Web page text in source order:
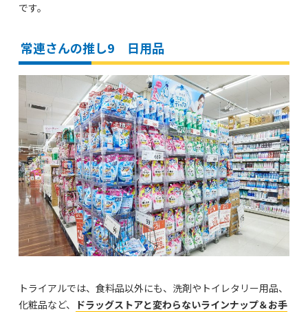
です。
常連さんの推し9 日用品
トライアルでは、食料品以外にも、洗剤やトイレタリー用品、
化粧品など、
ドラッグストアと変わらないラインナップ＆お手